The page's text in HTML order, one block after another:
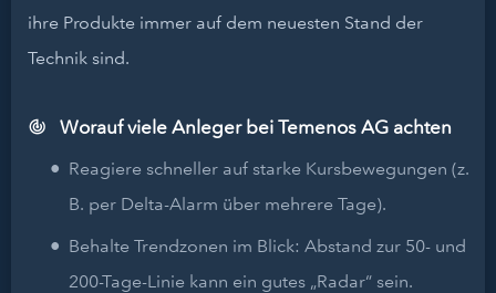
ihre Produkte immer auf dem neuesten Stand der
Technik sind.
Worauf viele Anleger bei Temenos AG achten
Reagiere schneller auf starke Kursbewegungen (z.
B. per Delta-Alarm über mehrere Tage).
Behalte Trendzonen im Blick: Abstand zur 50- und
200-Tage-Linie kann ein gutes „Radar“ sein.